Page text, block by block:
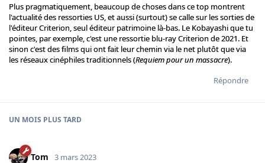
Plus pragmatiquement, beaucoup de choses dans ce top montrent
l'actualité des ressorties US, et aussi (surtout) se calle sur les sorties de
l'éditeur Criterion, seul éditeur patrimoine là-bas. Le Kobayashi que tu
pointes, par exemple, c'est une ressortie blu-ray Criterion de 2021. Et
sinon c'est des films qui ont fait leur chemin via le net plutôt que via
les réseaux cinéphiles traditionnels (Requiem pour un massacre).
Répondre
UN MOIS PLUS TARD
Tom 3 mars 2023